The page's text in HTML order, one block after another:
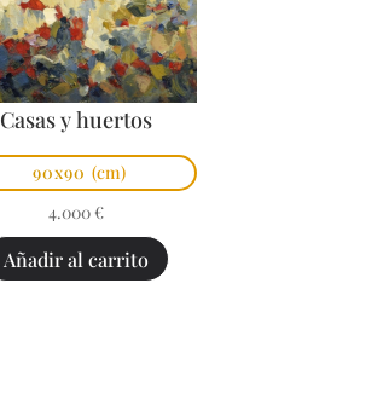
Casas y huertos
90x90 (cm)
4.000 €
Añadir al carrito